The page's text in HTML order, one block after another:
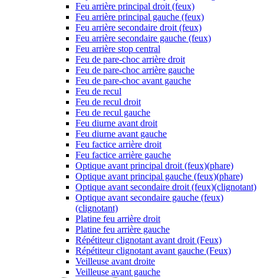
Feu arrière principal droit (feux)
Feu arrière principal gauche (feux)
Feu arrière secondaire droit (feux)
Feu arrière secondaire gauche (feux)
Feu arrière stop central
Feu de pare-choc arrière droit
Feu de pare-choc arrière gauche
Feu de pare-choc avant gauche
Feu de recul
Feu de recul droit
Feu de recul gauche
Feu diurne avant droit
Feu diurne avant gauche
Feu factice arrière droit
Feu factice arrière gauche
Optique avant principal droit (feux)(phare)
Optique avant principal gauche (feux)(phare)
Optique avant secondaire droit (feux)(clignotant)
Optique avant secondaire gauche (feux)
(clignotant)
Platine feu arrière droit
Platine feu arrière gauche
Répétiteur clignotant avant droit (Feux)
Répétiteur clignotant avant gauche (Feux)
Veilleuse avant droite
Veilleuse avant gauche